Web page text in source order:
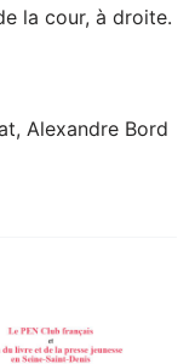
la cour, à droite.
Alexandre Bord